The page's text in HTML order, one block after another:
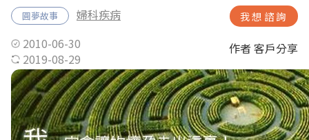
圓夢故事 婦科疾病 我想諮詢
2010-06-30
2019-08-29
作者 客戶分享